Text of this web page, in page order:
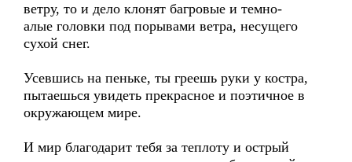
ветру, то и дело клонят багровые и темно-
алые головки под порывами ветра, несущего
сухой снег.
Усевшись на пеньке, ты греешь руки у костра,
пытаешься увидеть прекрасное и поэтичное в
окружающем мире.
И мир благодарит тебя за теплоту и острый